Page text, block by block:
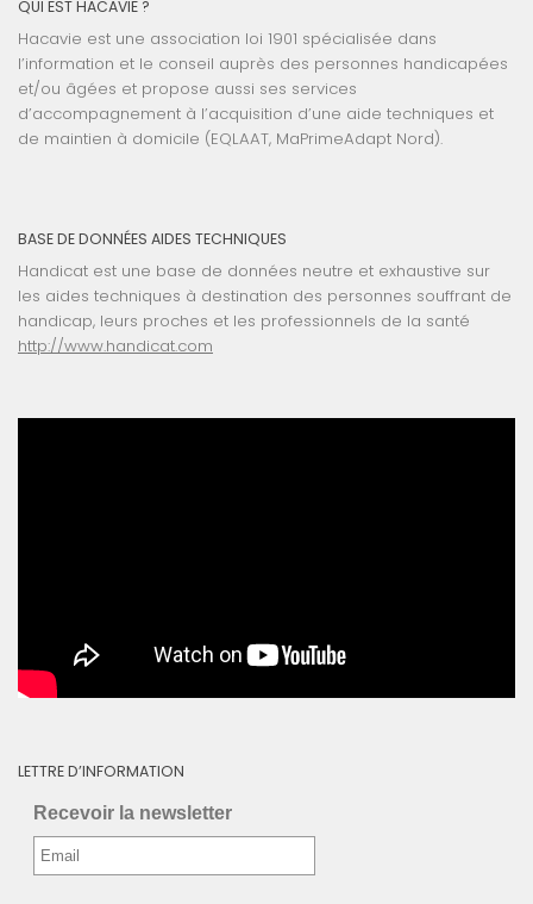
QUI EST HACAVIE ?
Hacavie est une association loi 1901 spécialisée dans
l’information et le conseil auprès des personnes handicapées
et/ou âgées et propose aussi ses services
d’accompagnement à l’acquisition d’une aide techniques et
de maintien à domicile (EQLAAT, MaPrimeAdapt Nord).
BASE DE DONNÉES AIDES TECHNIQUES
Handicat est une base de données neutre et exhaustive sur
les aides techniques à destination des personnes souffrant de
handicap, leurs proches et les professionnels de la santé
http://www.handicat.com
LETTRE D’INFORMATION
Recevoir la newsletter